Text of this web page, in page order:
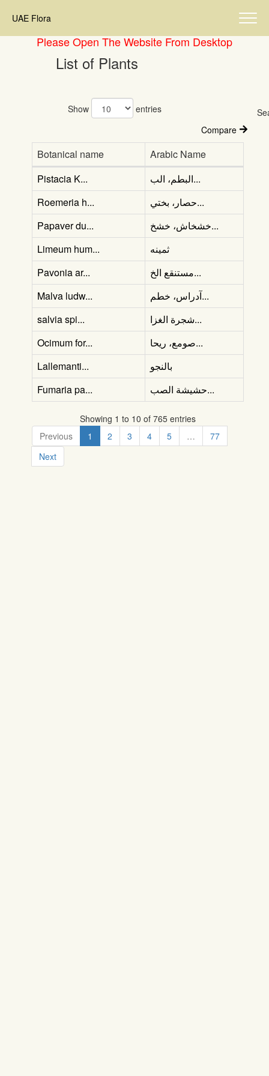
UAE Flora
Please Open The Website From Desktop
List of Plants
Compare
Show entries
Botanical name
Arabic Name
Pistacia K...
البطم، الب...
Roemeria h...
حصار، بختي...
Papaver du...
خشخاش، خشخ...
Limeum hum...
ثمينه
Pavonia ar...
مستنقع الخ...
Malva ludw...
آدراس، خطم...
salvia spi...
شجرة الغزا...
Ocimum for...
صومع، ريحا...
Lallemanti...
بالنجو
Fumaria pa...
حشيشة الصب...
Showing 1 to 10 of 765 entries
Previous
1 2 3 4 5 …
77
Next